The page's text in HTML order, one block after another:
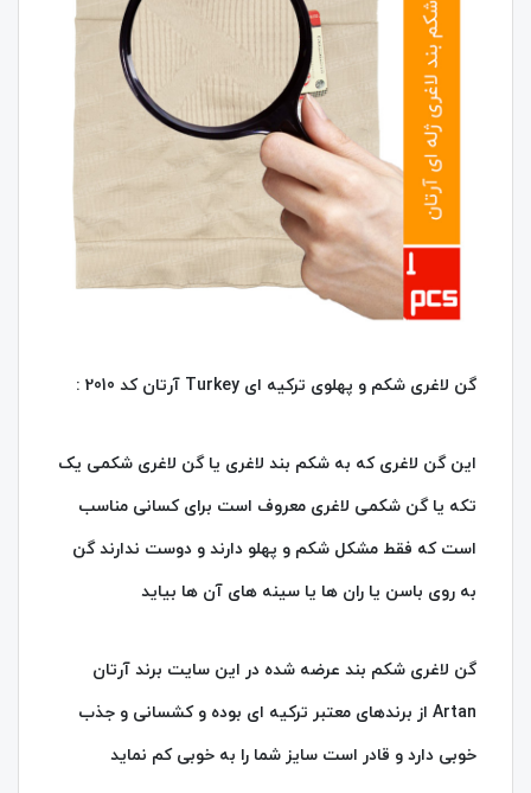
گن لاغری شکم و پهلوی ترکیه ای Turkey آرتان کد 2010 :
این گن لاغری که به شکم بند لاغری یا گن لاغری شکمی یک
تکه یا گن شکمی لاغری معروف است برای کسانی مناسب
است که فقط مشکل شکم و پهلو دارند و دوست ندارند گن
به روی باسن یا ران ها یا سینه های آن ها بیاید
گن لاغری شکم بند عرضه شده در این سایت برند آرتان
Artan از برندهای معتبر ترکیه ای بوده و کشسانی و جذب
خوبی دارد و قادر است سایز شما را به خوبی کم نماید